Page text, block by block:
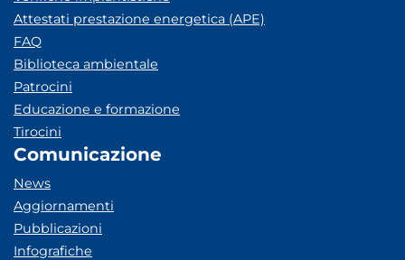
Attestati prestazione energetica (APE)
FAQ
Biblioteca ambientale
Patrocini
Educazione e formazione
Tirocini
Comunicazione
News
Aggiornamenti
Pubblicazioni
Infografiche